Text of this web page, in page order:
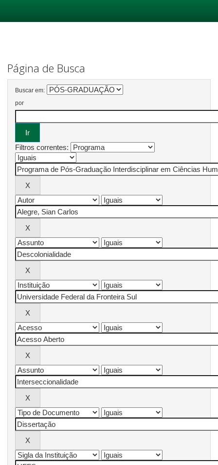
Página de Busca
Buscar em:
por
Filtros correntes: